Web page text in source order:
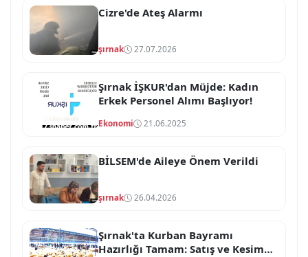
Cizre'de Ateş Alarmı
şırnak 27.07.2026
Şırnak İŞKUR'dan Müjde: Kadın
Erkek Personel Alımı Başlıyor!
Ekonomi 21.06.2025
BİLSEM'de Aileye Önem Verildi
şırnak 26.04.2026
Şırnak'ta Kurban Bayramı
Hazırlığı Tamam: Satış ve Kesim